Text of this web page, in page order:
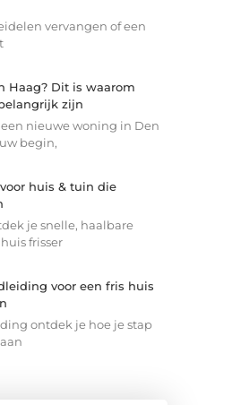
vervangen of een
Haag? Dit is waarom
zijn
nieuwe woning in Den
begin,
huis & tuin die
je snelle, haalbare
frisser
voor een fris huis
ontdek je hoe je stap